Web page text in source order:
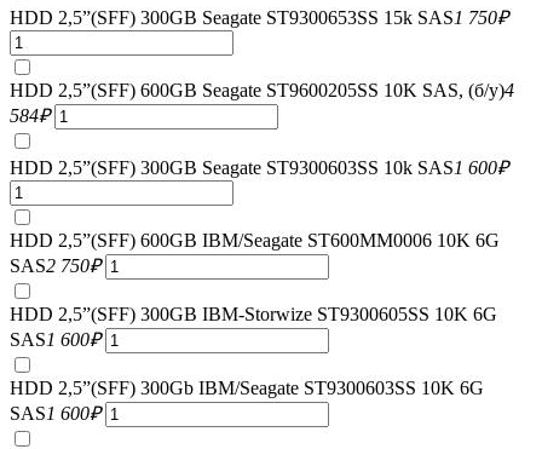
HDD 2,5”(SFF) 300GB Seagate ST9300653SS 15k SAS1 750₽
HDD 2,5”(SFF) 600GB Seagate ST9600205SS 10K SAS, (б/у)4
584₽
HDD 2,5”(SFF) 300GB Seagate ST9300603SS 10k SAS1 600₽
HDD 2,5”(SFF) 600GB IBM/Seagate ST600MM0006 10K 6G
SAS2 750₽
HDD 2,5”(SFF) 300GB IBM-Storwize ST9300605SS 10K 6G
SAS1 600₽
HDD 2,5”(SFF) 300Gb IBM/Seagate ST9300603SS 10K 6G
SAS1 600₽